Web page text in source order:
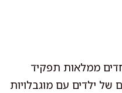
ממלאות תפקיד
של ילדים עם מוגבלויות